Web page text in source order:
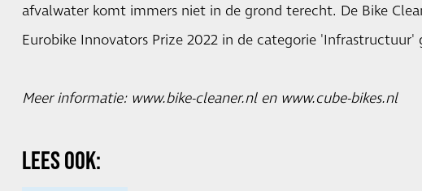
afvalwater komt immers niet in de grond terecht. De Bike
Eurobike Innovators Prize 2022 in de categorie 'Infrastructuur'
Meer informatie: www.bike-cleaner.nlen www.cube-bikes.nl
LEES OOK: